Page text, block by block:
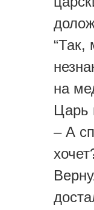
“Так,
на
Царь
– А